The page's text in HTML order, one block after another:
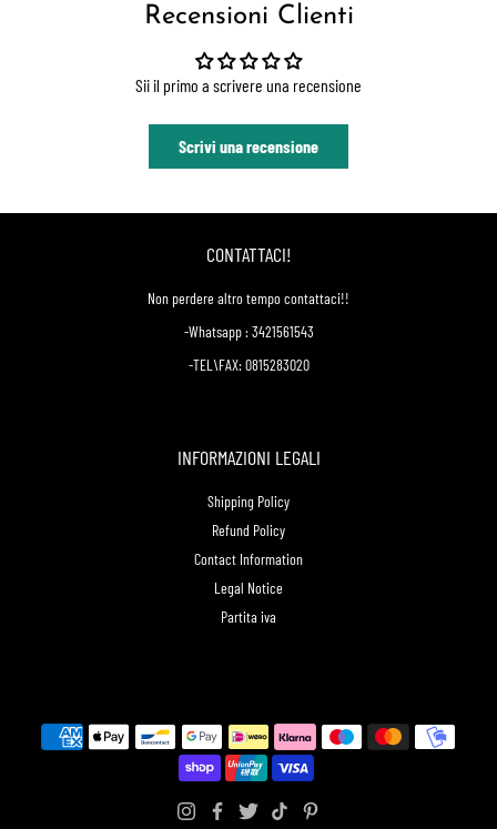
Recensioni Clienti
Sii il primo a scrivere una recensione
Scrivi una recensione
CONTATTACI!
Non perdere altro tempo contattaci!!
-Whatsapp : 3421561543
-TEL\FAX: 0815283020
INFORMAZIONI LEGALI
Shipping Policy
Refund Policy
Contact Information
Legal Notice
Partita iva